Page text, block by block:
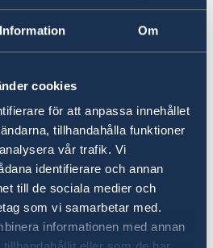
Information Om
cookies
för att anpassa innehållet
tillhandahålla funktioner
vår trafik. Vi
identifierare och annan
till de sociala medier och
som vi samarbetar med.
informationen med annan
Blvd., Suite 1660
1210
konsulat för aktuella
2024, 16.15